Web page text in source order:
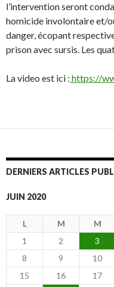
l’intervention seront
homicide involontaire et/
danger, écopant
prison avec sursis. Les
La video est ici : https://
DERNIERS ARTICLES
JUIN 2020
L M M
1 2 3
8
9 10
15
16 17